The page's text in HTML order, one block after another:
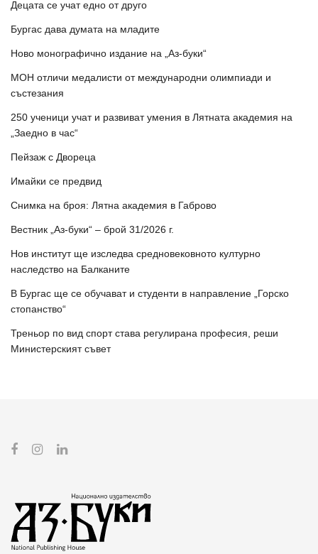
Децата се учат едно от друго
Бургас дава думата на младите
Ново монографично издание на „Аз-буки“
МОН отличи медалисти от международни олимпиади и
състезания
250 ученици учат и развиват умения в Лятната академия на
„Заедно в час“
Пейзаж с Двореца
Имайки се предвид
Снимка на броя: Лятна академия в Габрово
Вестник „Аз-буки“ – брой 31/2026 г.
Нов институт ще изследва средновековното културно
наследство на Балканите
В Бургас ще се обучават и студенти в направление „Горско
стопанство“
Треньор по вид спорт става регулирана професия, реши
Министерският съвет